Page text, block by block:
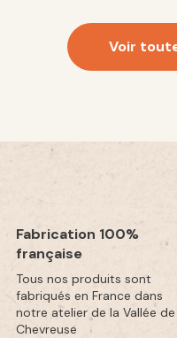
Voir
Fabrication 100%
française
Tous nos produits sont
fabriqués en France dans
notre atelier de la Vallée de
Chevreuse